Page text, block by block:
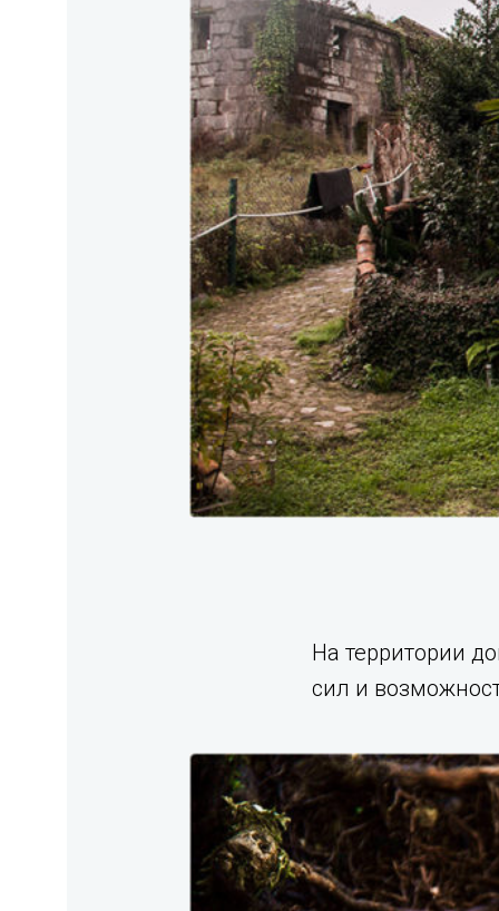
На территории
сил и